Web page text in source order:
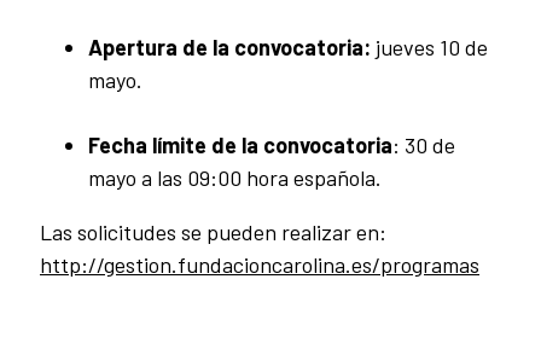
Apertura de la convocatoria: jueves 10 de
mayo.
Fecha límite de la convocatoria: 30 de
mayo a las 09:00 hora española.
Las solicitudes se pueden realizar en:
http://gestion.fundacioncarolina.es/programas